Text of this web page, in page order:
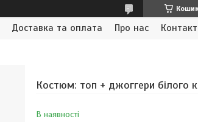
Доставка та оплата Про нас
Костюм: топ + джоггери білого
В наявності